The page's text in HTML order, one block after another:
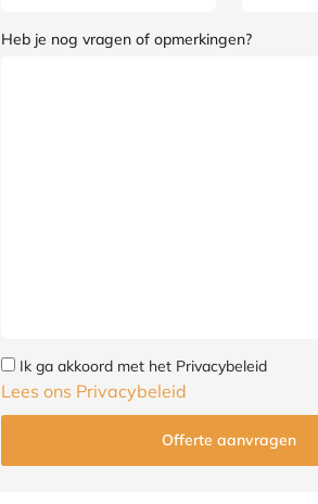
Heb je nog vragen of opmerkingen?
Ik ga akkoord met het Privacybeleid
Lees ons Privacybeleid